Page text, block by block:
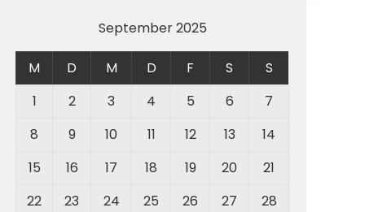
September 2025
M D M D F S
S
1
2 3 4 5 6
7
8
9 10 11 12 13
14
15
16 17 18 19 20
21
22
23 24 25 26 27
28